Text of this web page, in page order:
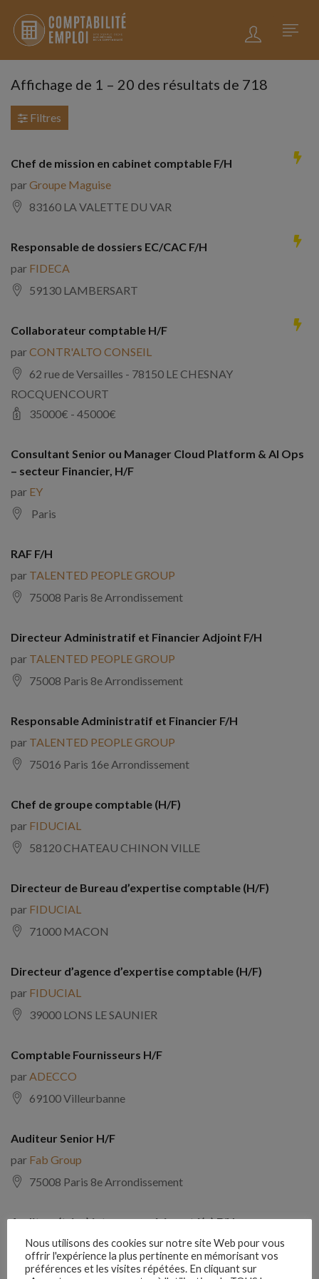
Affichage de 1 – 20 des résultats de 718
Filtres
Chef de mission en cabinet comptable F/H
parGroupe Maguise
83160 LA VALETTE DU VAR
Responsable de dossiers EC/CAC F/H
par FIDECA
59130 LAMBERSART
Collaborateur comptable H/F
parCONTR'ALTO CONSEIL
62 rue de Versailles - 78150 LE CHESNAY
ROCQUENCOURT
35000€ - 45000€
Consultant Senior ou Manager Cloud Platform & AI Ops
– secteur Financier, H/F
par EY
Paris
RAF F/H
par TALENTED PEOPLE GROUP
75008 Paris 8e Arrondissement
Directeur Administratif et Financier Adjoint F/H
par TALENTED PEOPLE GROUP
75008 Paris 8e Arrondissement
Responsable Administratif et Financier F/H
par TALENTED PEOPLE GROUP
75016 Paris 16e Arrondissement
Chef de groupe comptable (H/F)
par FIDUCIAL
58120 CHATEAU CHINON VILLE
Directeur de Bureau d’expertise comptable (H/F)
par FIDUCIAL
71000 MACON
Directeur d’agence d’expertise comptable (H/F)
par FIDUCIAL
39000 LONS LE SAUNIER
Comptable Fournisseurs H/F
par ADECCO
69100 Villeurbanne
Auditeur Senior H/F
par Fab Group
75008 Paris 8e Arrondissement
Auditeur(trice) interne expérimenté(e) F/H
parComptabilite Emploi
39130 Châtillon
Nous utilisons des cookies sur notre site Web pour vous
offrir l'expérience la plus pertinente en mémorisant vos
préférences et les visites répétées. En cliquant sur